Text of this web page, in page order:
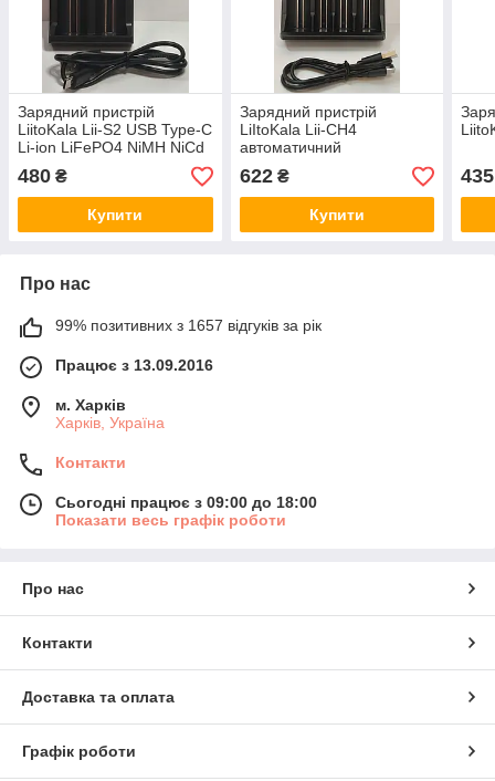
Зарядний пристрій
LiitoKala Lii-S2 USB Type-C
Li-ion LiFePO4 NiMH NiCd
автоматичний
480 ₴
Купити
Зарядний пристрій
LiItoKala Lii-CH4
автоматичний
622₴
Купити
435
Про нас
99% позитивних з 1657 відгуків за рік
Працює з 13.09.2016
м. Харків
Харків, Україна
Контакти
Сьогодні працює з 09:00 до 18:00
Показати весь графік роботи
Про нас
Контакти
Доставка та оплата
Графік роботи